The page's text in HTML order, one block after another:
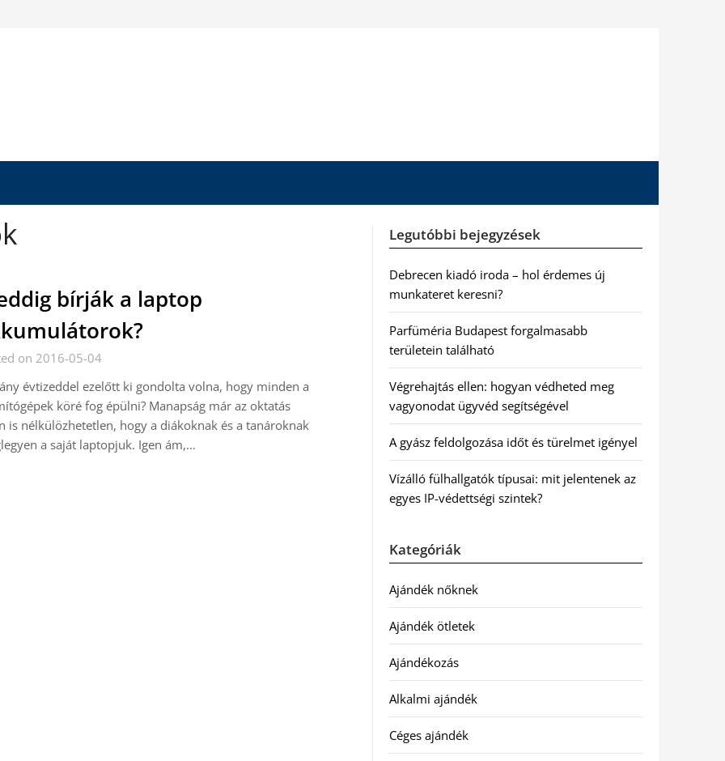
bírják a laptop
on 2016-05-04
évtizeddel ezelőtt ki gondolta volna, hogy minden a
köré fog épülni? Manapság már az oktatás
is nélkülözhetetlen, hogy a diákoknak és a tanároknak
a saját laptopjuk. Igen ám,…
Legutóbbi bejegyzések
Debrecen kiadó iroda – hol érdemes új
munkateret keresni?
Parfüméria Budapest forgalmasabb
területein található
Végrehajtás ellen: hogyan védheted meg
vagyonodat ügyvéd segítségével
A gyász feldolgozása időt és türelmet igényel
Vízálló fülhallgatók típusai: mit jelentenek az
egyes IP-védettségi szintek?
Kategóriák
Ajándék nőknek
Ajándék ötletek
Ajándékozás
Alkalmi ajándék
Céges ajándék